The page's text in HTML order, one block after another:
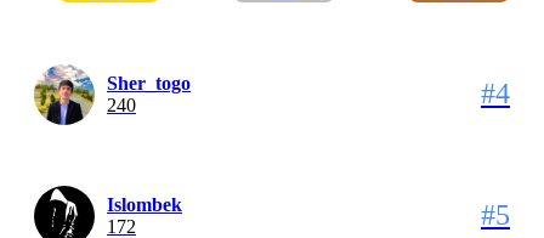
Sher_togo
240
#4
Islombek
172
#5